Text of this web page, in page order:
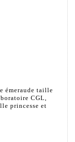
émeraude taille
CGL,
princesse et